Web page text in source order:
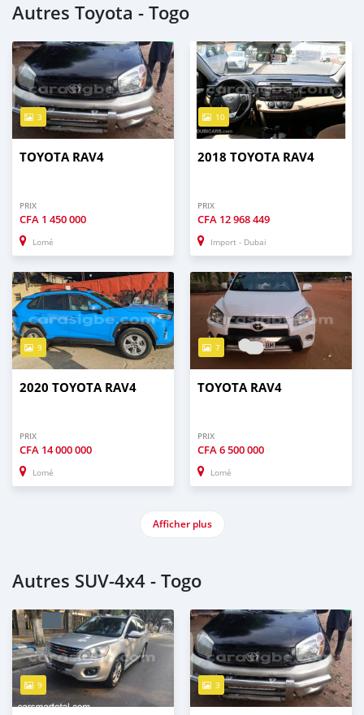
Autres Toyota - Togo
3
TOYOTA RAV4
PRIX
CFA 1 450 000
Lomé
10
2018 TOYOTA RAV4
PRIX
CFA 12 968 449
Import - Dubai
9
2020 TOYOTA RAV4
PRIX
CFA 14 000 000
Lomé
7
TOYOTA RAV4
PRIX
CFA6 500 000
Lomé
Afficher plus
Autres SUV‒4x4 - Togo
9 3